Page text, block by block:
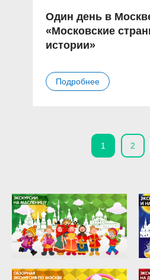
Один день в
«Московские
истории»
Подробнее
1 2